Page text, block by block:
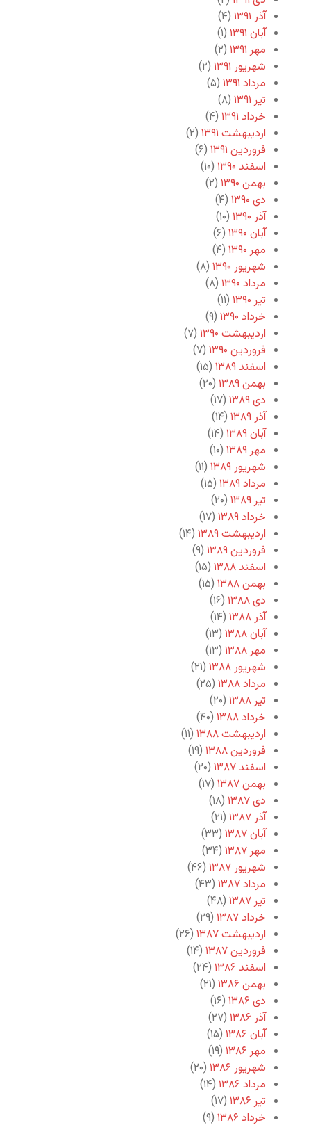
آذر ۱۳۹۱
(۴)
آبان ۱۳۹۱
(۱)
مهر ۱۳۹۱
(۲)
شهریور ۱۳۹۱
(۲)
مرداد ۱۳۹۱
(۵)
تیر ۱۳۹۱
(۸)
خرداد ۱۳۹۱
(۴)
اردیبهشت ۱۳۹۱
(۲)
فروردین ۱۳۹۱
(۶)
اسفند ۱۳۹۰
(۱۰)
بهمن ۱۳۹۰
(۲)
دی ۱۳۹۰
(۴)
آذر ۱۳۹۰
(۱۰)
آبان ۱۳۹۰
(۶)
مهر ۱۳۹۰
(۴)
شهریور ۱۳۹۰
(۸)
مرداد ۱۳۹۰
(۸)
تیر ۱۳۹۰
(۱۱)
خرداد ۱۳۹۰
(۹)
اردیبهشت ۱۳۹۰
(۷)
فروردین ۱۳۹۰
(۷)
اسفند ۱۳۸۹
(۱۵)
بهمن ۱۳۸۹
(۲۰)
دی ۱۳۸۹
(۱۷)
آذر ۱۳۸۹
(۱۴)
آبان ۱۳۸۹
(۱۴)
مهر ۱۳۸۹
(۱۰)
شهریور ۱۳۸۹
(۱۱)
مرداد ۱۳۸۹
(۱۵)
تیر ۱۳۸۹
(۲۰)
خرداد ۱۳۸۹
(۱۷)
اردیبهشت ۱۳۸۹
(۱۴)
فروردین ۱۳۸۹
(۹)
اسفند ۱۳۸۸
(۱۵)
بهمن ۱۳۸۸
(۱۵)
دی ۱۳۸۸
(۱۶)
آذر ۱۳۸۸
(۱۴)
آبان ۱۳۸۸
(۱۳)
مهر ۱۳۸۸
(۱۳)
شهریور ۱۳۸۸
(۲۱)
مرداد ۱۳۸۸
(۲۵)
تیر ۱۳۸۸
(۲۰)
خرداد ۱۳۸۸
(۴۰)
اردیبهشت ۱۳۸۸
(۱۱)
فروردین ۱۳۸۸
(۱۹)
اسفند ۱۳۸۷
(۲۰)
بهمن ۱۳۸۷
(۱۷)
دی ۱۳۸۷
(۱۸)
آذر ۱۳۸۷
(۲۱)
آبان ۱۳۸۷
(۳۳)
مهر ۱۳۸۷
(۳۴)
شهریور ۱۳۸۷
(۴۶)
مرداد ۱۳۸۷
(۴۳)
تیر ۱۳۸۷
(۴۸)
خرداد ۱۳۸۷
(۲۹)
اردیبهشت ۱۳۸۷
(۲۶)
فروردین ۱۳۸۷
(۱۴)
اسفند ۱۳۸۶
(۲۴)
بهمن ۱۳۸۶
(۲۱)
دی ۱۳۸۶
(۱۶)
آذر ۱۳۸۶
(۲۷)
آبان ۱۳۸۶
(۱۵)
مهر ۱۳۸۶
(۱۹)
شهریور ۱۳۸۶
(۲۰)
مرداد ۱۳۸۶
(۱۴)
تیر ۱۳۸۶
(۱۷)
خرداد ۱۳۸۶
(۹)